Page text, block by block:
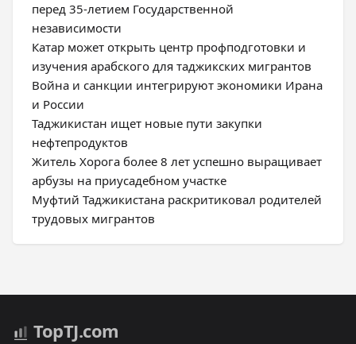
перед 35-летием Государственной
независимости
Катар может открыть центр профподготовки и
изучения арабского для таджикских мигрантов
Война и санкции интегрируют экономики Ирана
и России
Таджикистан ищет новые пути закупки
нефтепродуктов
Житель Хорога более 8 лет успешно выращивает
арбузы на приусадебном участке
Муфтий Таджикистана раскритиковал родителей
трудовых мигрантов
TopTJ.com